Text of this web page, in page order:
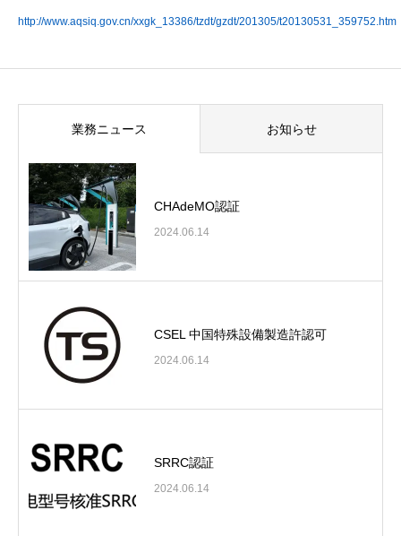
http://www.aqsiq.gov.cn/xxgk_13386/tzdt/gzdt/201305/t20130531_359752.htm
業務ニュース お知らせ
CHAdeMO認証
2024.06.14
CSEL 中国特殊設備製造許認可
2024.06.14
SRRC認証
2024.06.14